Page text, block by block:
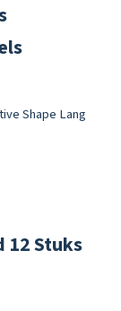
12 Stuks